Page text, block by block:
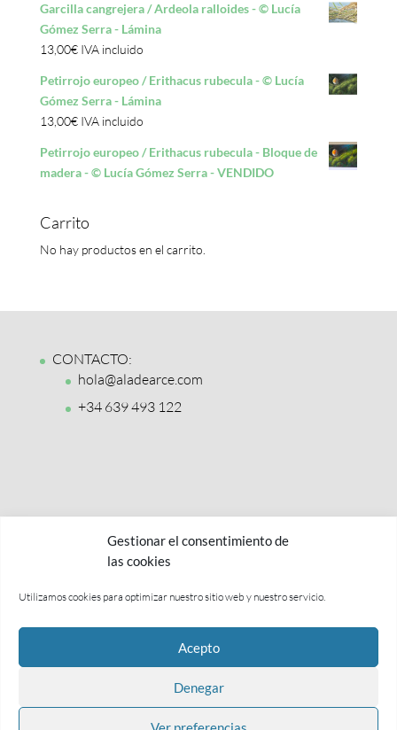
Gestionar el consentimiento de
las cookies
Utilizamos cookies para optimizar nuestro sitio web y nuestro servicio.
Acepto
Denegar
Garcilla cangrejera / Ardeola ralloides - © Lucía
Gómez Serra - Lámina
13,00€ IVA incluido
Petirrojo europeo / Erithacus rubecula - © Lucía
Gómez Serra - Lámina
13,00€ IVA incluido
Petirrojo europeo / Erithacus rubecula - Bloque de
madera - © Lucía Gómez Serra - VENDIDO
Carrito
No hay productos en el carrito.
CONTACTO:
hola@aladearce.com
+34 639 493 122
Política de privacidad y aviso legal
Términos y condiciones
Política de cookies